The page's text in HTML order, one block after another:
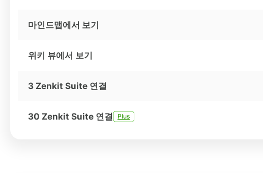
마인드맵에서 보기
위키 뷰에서 보기
3 Zenkit Suite 연결
30 Zenkit Suite 연결 Plus